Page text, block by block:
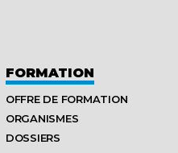
FORMATION
OFFRE DE FORMATION
ORGANISMES
DOSSIERS